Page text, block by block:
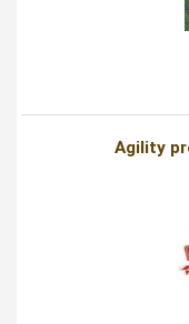
Agility